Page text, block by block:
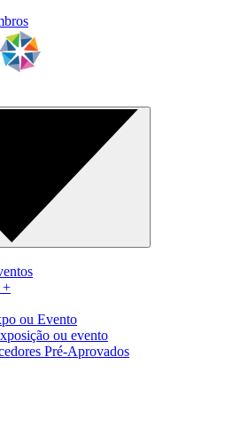
+
ou Evento
ou evento
Pré-Aprovados